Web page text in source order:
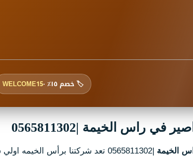
🏷️ خصم ١٥٪ · WELCOME15
راس الخيمة |0565811302
الخيمة
|0565811302 تعد شركتنا برأس